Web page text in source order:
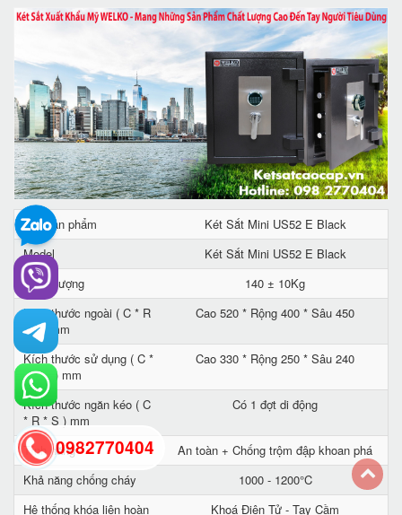
Tên sản phẩm
Két Sắt Mini US52 E Black
Model
Két Sắt Mini US52 E Black
Trọng lượng
140 ± 10Kg
Kích thước ngoài ( C * R
* S ) mm
Cao 520 * Rộng 400 * Sâu 450
Kích thước sử dụng ( C *
R * S ) mm
Cao 330 * Rộng 250 * Sâu 240
Kích thước ngăn kéo ( C
* R * S ) mm
Có 1 đợt di động
Tính năng
An toàn + Chống trộm đập khoan phá
Khả năng chống cháy
1000 - 1200°C
Hệ thống khóa liên hoàn
Khoá Điện Tử - Tay Cầm
0982770404